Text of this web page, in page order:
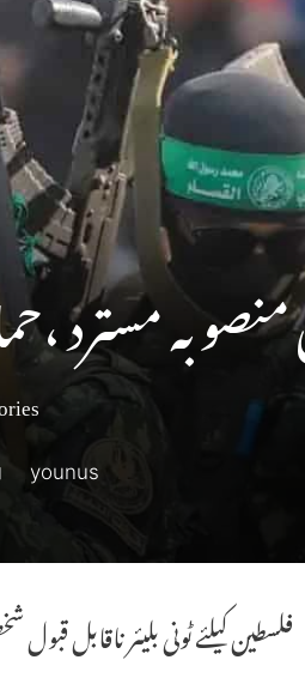
مسترد
younus
فلسطین کیلئے ٹونی بلیئر ناقابل